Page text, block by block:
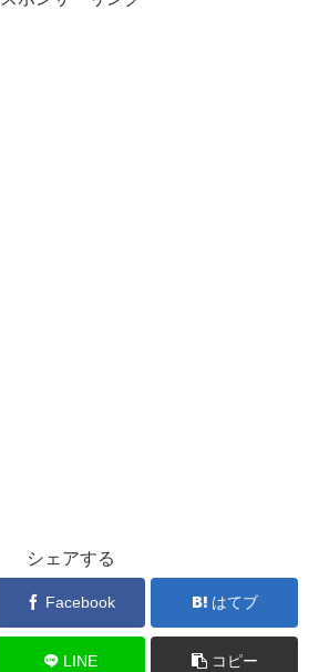
シェアする
Facebook はてブ
LINE コピー